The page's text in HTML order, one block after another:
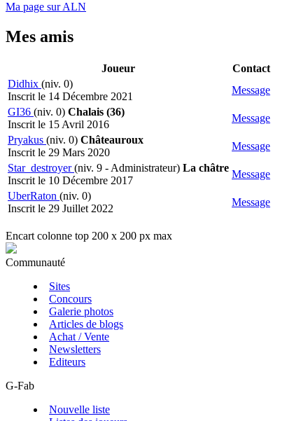
Ma page sur ALN
Mes amis
Joueur
Contact
Didhix (niv. 0)
Inscrit le 14 Décembre 2021
Message
GI36 (niv. 0) Chalais (36)
Inscrit le 15 Avril 2016
Message
Pryakus (niv. 0) Châteauroux
Inscrit le 29 Mars 2020
Message
Star_destroyer(niv. 9 - Administrateur) La châtre
Inscrit le 10 Décembre 2017
Message
UberRaton (niv. 0)
Inscrit le 29 Juillet 2022
Message
Encart colonne top 200 x 200 px max
Communauté
Sites
Concours
Galerie photos
Articles de blogs
Achat / Vente
Newsletters
Editeurs
G-Fab
Nouvelle liste